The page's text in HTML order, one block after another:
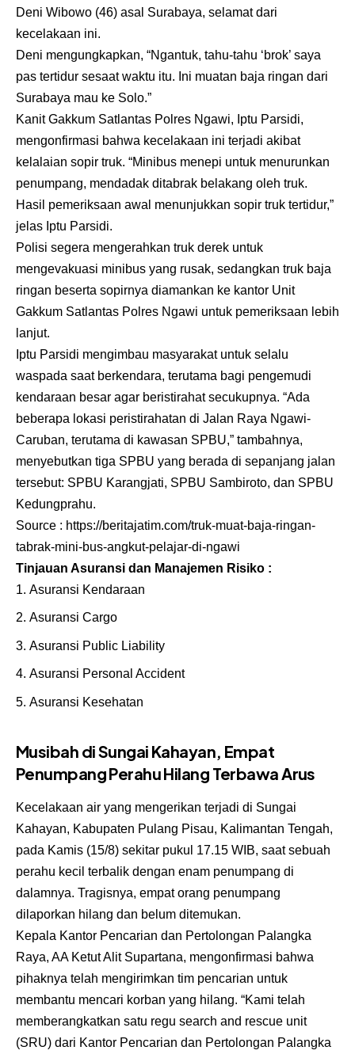
Deni Wibowo (46) asal Surabaya, selamat dari
kecelakaan ini.
Deni mengungkapkan, “Ngantuk, tahu-tahu ‘brok’ saya
pas tertidur sesaat waktu itu. Ini muatan baja ringan dari
Surabaya mau ke Solo.”
Kanit Gakkum Satlantas Polres Ngawi, Iptu Parsidi,
mengonfirmasi bahwa kecelakaan ini terjadi akibat
kelalaian sopir truk. “Minibus menepi untuk menurunkan
penumpang, mendadak ditabrak belakang oleh truk.
Hasil pemeriksaan awal menunjukkan sopir truk tertidur,”
jelas Iptu Parsidi.
Polisi segera mengerahkan truk derek untuk
mengevakuasi minibus yang rusak, sedangkan truk baja
ringan beserta sopirnya diamankan ke kantor Unit
Gakkum Satlantas Polres Ngawi untuk pemeriksaan lebih
lanjut.
Iptu Parsidi mengimbau masyarakat untuk selalu
waspada saat berkendara, terutama bagi pengemudi
kendaraan besar agar beristirahat secukupnya. “Ada
beberapa lokasi peristirahatan di Jalan Raya Ngawi-
Caruban, terutama di kawasan SPBU,” tambahnya,
menyebutkan tiga SPBU yang berada di sepanjang jalan
tersebut: SPBU Karangjati, SPBU Sambiroto, dan SPBU
Kedungprahu.
Source : https://beritajatim.com/truk-muat-baja-ringan-
tabrak-mini-bus-angkut-pelajar-di-ngawi
Tinjauan Asuransi dan Manajemen Risiko :
Asuransi Kendaraan
Asuransi Cargo
Asuransi Public Liability
Asuransi Personal Accident
Asuransi Kesehatan
Musibah di Sungai Kahayan, Empat
Penumpang Perahu Hilang Terbawa Arus
Kecelakaan air yang mengerikan terjadi di Sungai
Kahayan, Kabupaten Pulang Pisau, Kalimantan Tengah,
pada Kamis (15/8) sekitar pukul 17.15 WIB, saat sebuah
perahu kecil terbalik dengan enam penumpang di
dalamnya. Tragisnya, empat orang penumpang
dilaporkan hilang dan belum ditemukan.
Kepala Kantor Pencarian dan Pertolongan Palangka
Raya, AA Ketut Alit Supartana, mengonfirmasi bahwa
pihaknya telah mengirimkan tim pencarian untuk
membantu mencari korban yang hilang. “Kami telah
memberangkatkan satu regu search and rescue unit
(SRU) dari Kantor Pencarian dan Pertolongan Palangka